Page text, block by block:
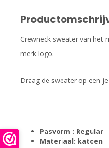
Crewneck sweater van het
merk logo.
Draag de sweater op een
Pasvorm : Regular
Materiaal: katoen